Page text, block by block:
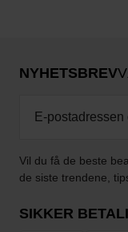
NYHETSBREV
Vil du få de beste
de siste trendene,
SIKKER